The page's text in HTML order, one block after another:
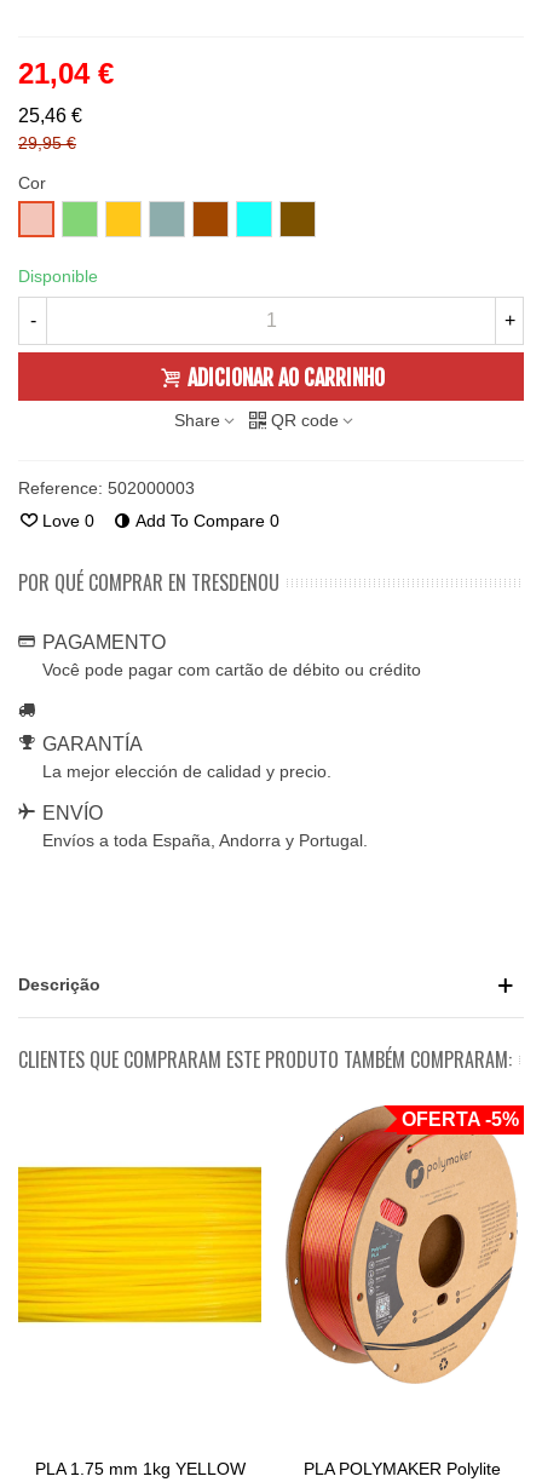
21,04 €
25,46 €
29,95 €
Cor
GRADIENTRAINBOW
Disponible
- +
ADICIONAR AO CARRINHO
Share QR code
Reference: 502000003
Love 0 Add To Compare 0
POR QUÉ COMPRAR EN TRESDENOU
PAGAMENTO
Você pode pagar com cartão de débito ou crédito
GARANTÍA
La mejor elección de calidad y precio.
ENVÍO
Envíos a toda España, Andorra y Portugal.
Descrição
CLIENTES QUE COMPRARAM ESTE PRODUTO TAMBÉM COMPRARAM:
PLA 1.75 mm 1kg YELLOW
OFERTA -5%
PLA POLYMAKER Polylite